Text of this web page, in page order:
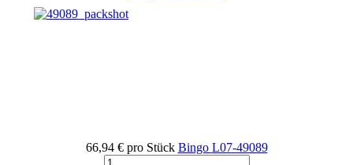
66,94 € pro Stück Bingo L07-49089